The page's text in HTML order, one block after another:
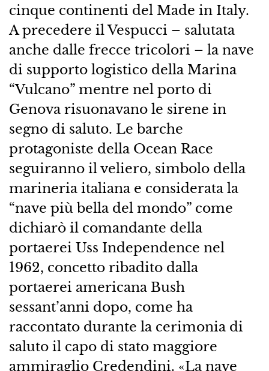
cinque continenti del Made in Italy.
A precedere il Vespucci – salutata
anche dalle frecce tricolori – la nave
di supporto logistico della Marina
“Vulcano” mentre nel porto di
Genova risuonavano le sirene in
segno di saluto. Le barche
protagoniste della Ocean Race
seguiranno il veliero, simbolo della
marineria italiana e considerata la
“nave più bella del mondo” come
dichiarò il comandante della
portaerei Uss Independence nel
1962, concetto ribadito dalla
portaerei americana Bush
sessant’anni dopo, come ha
raccontato durante la cerimonia di
saluto il capo di stato maggiore
ammiraglio Credendini. «La nave